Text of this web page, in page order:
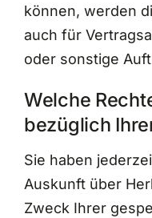
können, werden
auch für
oder sonstige
Welche
bezüglich
Sie haben
Auskunft über
Zweck Ihrer